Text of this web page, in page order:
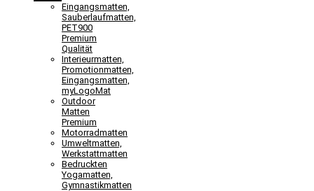
Eingangsmatten,
Sauberlaufmatten,
PET900
Premium
Qualität
Interieurmatten,
Promotionmatten,
Eingangsmatten,
myLogoMat
Outdoor
Matten
Premium
Motorradmatten
Umweltmatten,
Werkstattmatten
Bedruckten
Yogamatten,
Gymnastikmatten